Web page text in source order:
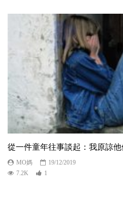
從一件童年往事談起：我原諒
MO媽
19/12/2019
7.2K
1